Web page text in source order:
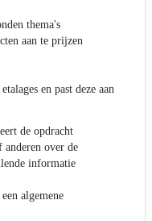
thema's
aan te prijzen
en past deze aan
de opdracht
anderen over de
informatie
algemene